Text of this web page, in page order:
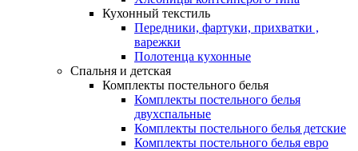
Кухонный текстиль
Передники, фартуки, прихватки ,
варежки
Полотенца кухонные
Спальня и детская
Комплекты постельного белья
Комплекты постельного белья
двухспальные
Комплекты постельного белья детские
Комплекты постельного белья евро